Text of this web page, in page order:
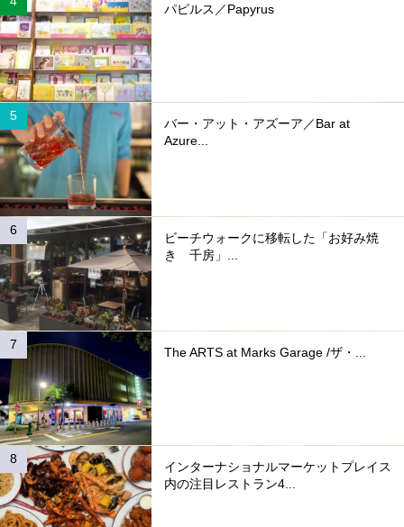
パピルス／Papyrus
バー・アット・アズーア／Bar at
Azure...
ビーチウォークに移転した「お好み焼
き 千房」...
The ARTS at Marks Garage /ザ・...
インターナショナルマーケットプレイス
内の注目レストラン4...